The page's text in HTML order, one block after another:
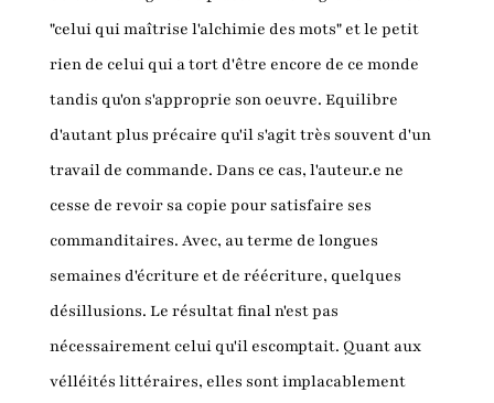
"celui qui maîtrise l'alchimie des mots" et le petit
rien de celui qui a tort d'être encore de ce monde
tandis qu'on s'approprie son oeuvre. Equilibre
d'autant plus précaire qu'il s'agit très souvent d'un
travail de commande. Dans ce cas, l'auteur.e ne
cesse de revoir sa copie pour satisfaire ses
commanditaires. Avec, au terme de longues
semaines d'écriture et de réécriture, quelques
désillusions. Le résultat final n'est pas
nécessairement celui qu'il escomptait. Quant aux
vélléités littéraires, elles sont implacablement